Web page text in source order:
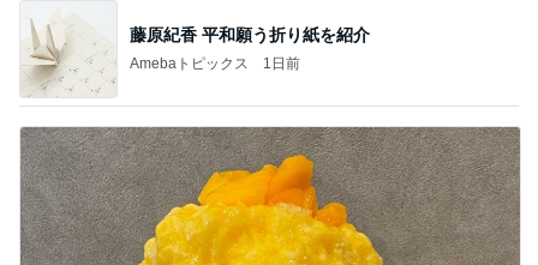
びっくりするぐらい美味しいかき氷
Amebaトピックス 19時間前
記事を読む